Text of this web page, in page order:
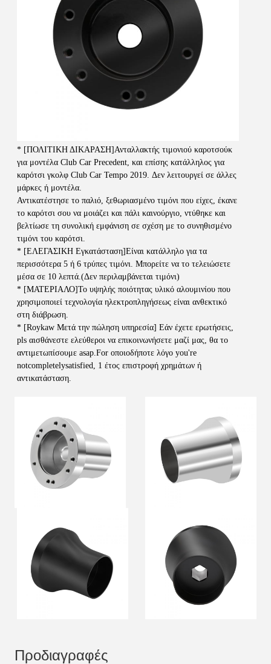
* [ΠΟΛΙΤΙΚΗ ΔΙΚΑΡΑΣΗ]Ανταλλακτής τιμονιού καροτσούκ
για μοντέλα Club Car Precedent, και επίσης κατάλληλος για
καρότσι γκολφ Club Car Tempo 2019. Δεν λειτουργεί σε άλλες
μάρκες ή μοντέλα.
Αντικατέστησε το παλιό, ξεθωριασμένο τιμόνι που είχες, έκανε
το καρότσι σου να μοιάζει και πάλι καινούργιο, ντύθηκε και
βελτίωσε τη συνολική εμφάνιση σε σχέση με το συνηθισμένο
τιμόνι του καρότσι.
* [ΕΛΕΓΑΣΙΚΗ Εγκατάσταση]Είναι κατάλληλο για τα
περισσότερα 5 ή 6 τρύπες τιμόνι. Μπορείτε να το τελειώσετε
μέσα σε 10 λεπτά.(Δεν περιλαμβάνεται τιμόνι)
* [ΜΑΤΕΡΙΑΛΟ]Το υψηλής ποιότητας υλικό αλουμινίου που
χρησιμοποιεί τεχνολογία ηλεκτροπληγήσεως είναι ανθεκτικό
στη διάβρωση.
* [Roykaw Μετά την πώληση υπηρεσία] Εάν έχετε ερωτήσεις,
pls αισθάνεστε ελεύθεροι να επικοινωνήσετε μαζί μας, θα το
αντιμετωπίσουμε asap.For οποιοδήποτε λόγο you're
notcompletelysatisfied, 1 έτος επιστροφή χρημάτων ή
αντικατάσταση.
Προδιαγραφές